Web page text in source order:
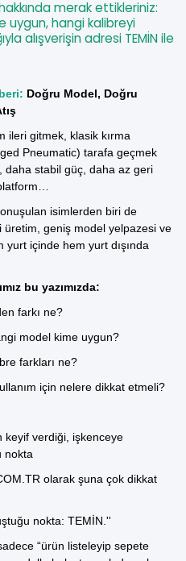
merak ettikleriniz:
uygun, hangi kalibreyi
alışverişin adresi TEMİN ile
Doğru Model, Doğru
ileri gitmek, klasik kırma
Pneumatic) tarafa geçmek
daha stabil güç, daha az geri
isimlerden biri de
üretim, geniş model yelpazesi ve
içinde hem yurt dışında
bu yazımızda:
farkı ne?
model kime uygun?
farkları ne?
için nelere dikkat etmeli?
keyif verdiği, işkenceye
nokta
olarak şuna çok dikkat
nokta: TEMİN.''
“ürün listeleyip sepete